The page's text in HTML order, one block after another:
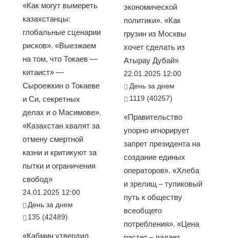
«Как могут вымереть
казахстанцы:
глобальные сценарии
рисков». «Выезжаем
на том, что Токаев —
китаист» —
Сыроежкин о Токаеве
и Си, секретных
делах и о Масимове».
«Казахстан хвалят за
отмену смертной
казни и критикуют за
пытки и ограничения
свобод»
24.01.2025 12:00
День за днем
135 (42489)
«Кабмин утвердил
экономической
политики». «Как
грузин из Москвы
хочет сделать из
Атырау Дубай»
22.01.2025 12:00
День за днем
1119 (40257)
«Правительство
упорно игнорирует
запрет президента на
создание единых
операторов». «Хлеба
и зрелищ – тупиковый
путь к обществу
всеобщего
потребления». «Цена